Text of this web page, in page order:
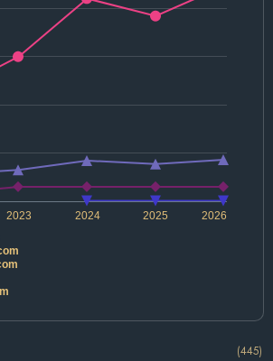
2024 2026
2023 2025
(445)